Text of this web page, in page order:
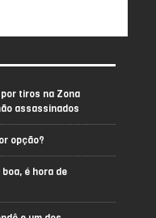
tiros na Zona
assassinados
opção?
é hora de